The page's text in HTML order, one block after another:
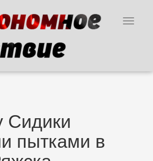
Toggle
Сидики
пытками в